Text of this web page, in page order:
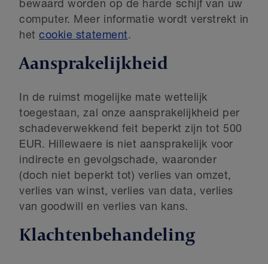
bewaard worden op de harde schijf van uw
computer. Meer informatie wordt verstrekt in
hetcookie statement.
Aansprakelijkheid
In de ruimst mogelijke mate wettelijk
toegestaan, zal onze aansprakelijkheid per
schadeverwekkend feit beperkt zijn tot 500
EUR. Hillewaere is niet aansprakelijk voor
indirecte en gevolgschade, waaronder
(doch niet beperkt tot) verlies van omzet,
verlies van winst, verlies van data, verlies
van goodwill en verlies van kans.
Klachtenbehandeling